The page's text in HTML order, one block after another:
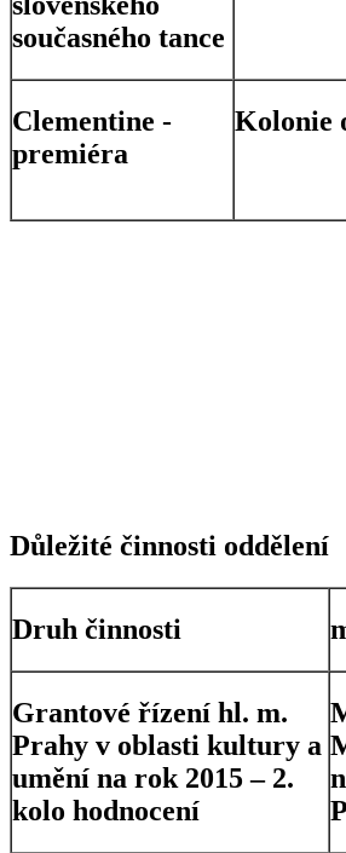
současného tance
Clementine -
premiéra
Kolonie
Důležité činnosti oddělení
Druh činnosti
Grantové řízení hl. m.
Prahy v oblasti kultury a
umění na rok 2015 – 2.
kolo hodnocení